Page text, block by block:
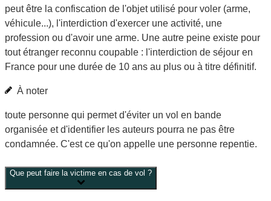
peut être la confiscation de l'objet utilisé pour voler (arme,
véhicule...), l'interdiction d'exercer une activité, une
profession ou d'avoir une arme. Une autre peine existe pour
tout étranger reconnu coupable : l'interdiction de séjour en
France pour une durée de 10 ans au plus ou à titre définitif.
À noter
toute personne qui permet d'éviter un vol en bande
organisée et d'identifier les auteurs pourra ne pas être
condamnée. C'est ce qu'on appelle une personne repentie.
Que peut faire la victime en cas de vol ?